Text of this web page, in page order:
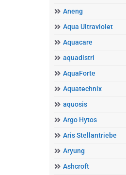
Aneng
Aqua Ultraviolet
Aquacare
aquadistri
AquaForte
Aquatechnix
aquosis
Argo Hytos
Aris Stellantriebe
Aryung
Ashcroft